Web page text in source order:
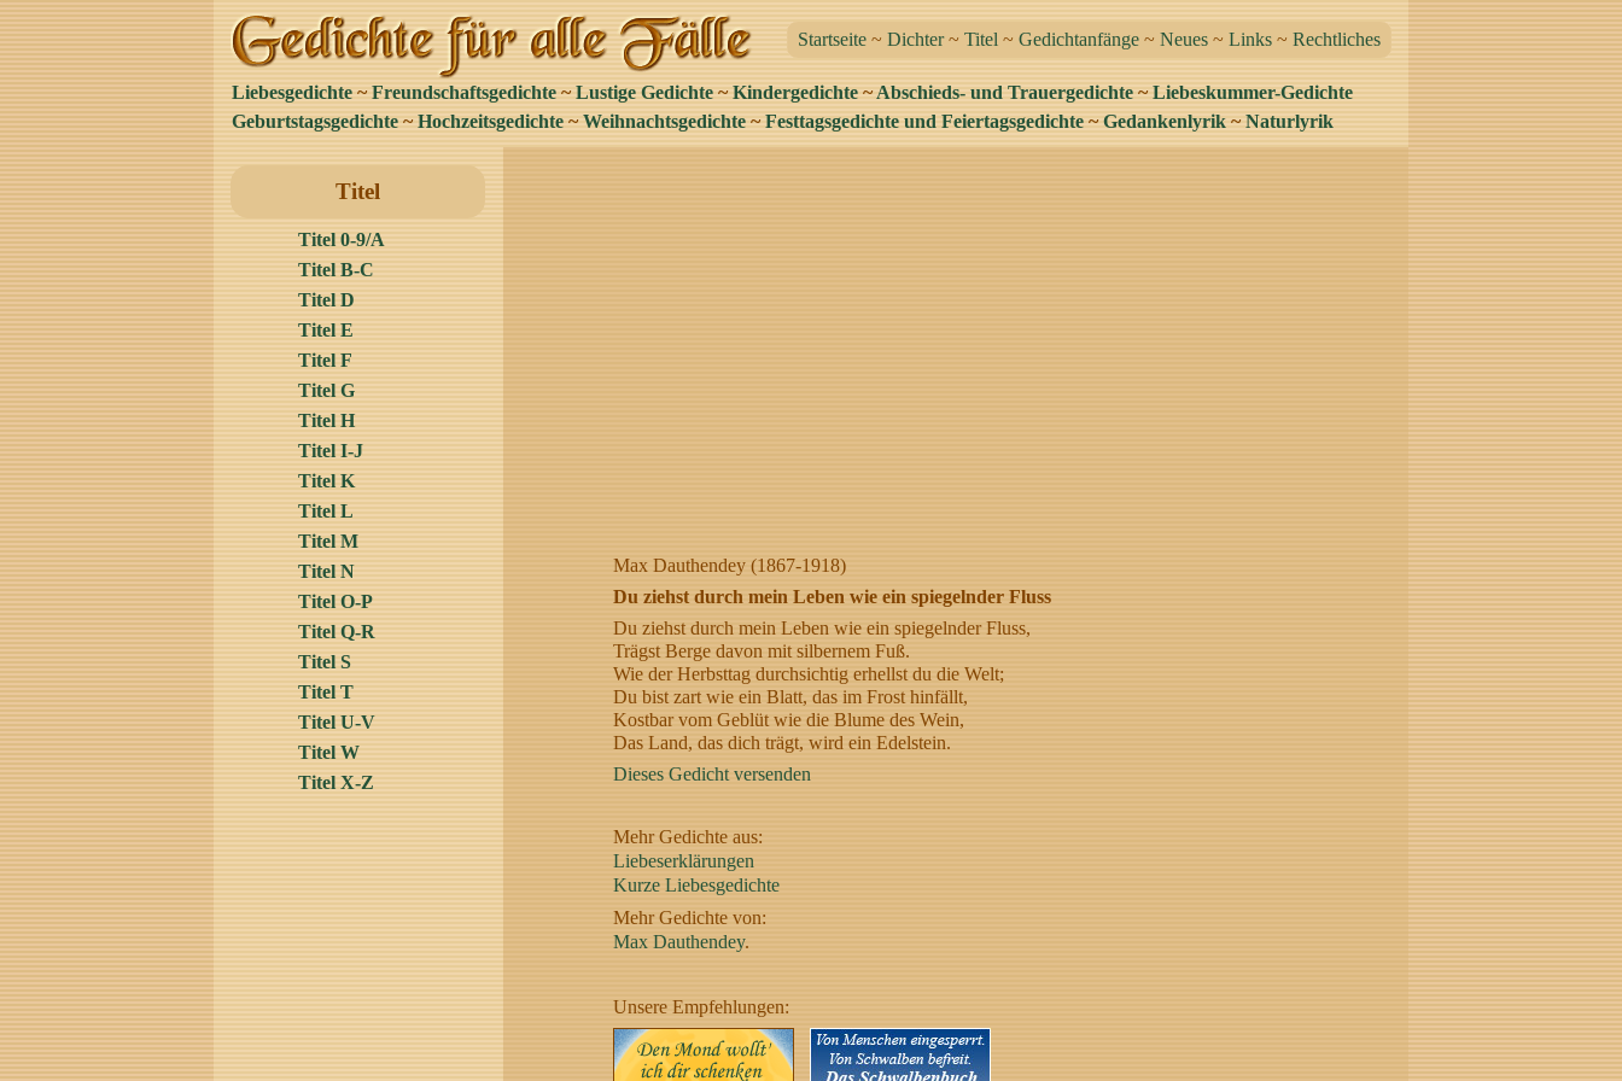
Startseite ~ Dichter~ Titel ~ Gedichtanfänge ~ Neues ~ Links ~ Rechtliches
Liebesgedichte ~ Freundschaftsgedichte ~ Lustige Gedichte ~ Kindergedichte ~ Abschieds- und Trauergedichte ~ Liebeskummer-Gedichte
Geburtstagsgedichte ~ Hochzeitsgedichte ~ Weihnachtsgedichte ~ Festtagsgedichte und Feiertagsgedichte ~ Gedankenlyrik ~ Naturlyrik
Max Dauthendey (1867-1918)
Du ziehst durch mein Leben wie ein spiegelnder Fluss
Du ziehst durch mein Leben wie ein spiegelnder Fluss,
Trägst Berge davon mit silbernem Fuß.
Wie der Herbsttag durchsichtig erhellst du die Welt;
Du bist zart wie ein Blatt, das im Frost hinfällt,
Kostbar vom Geblüt wie die Blume des Wein,
Das Land, das dich trägt, wird ein Edelstein.
Dieses Gedicht versenden
Mehr Gedichte aus:
Liebeserklärungen
Kurze Liebesgedichte
Mehr Gedichte von:
Max Dauthendey.
Unsere Empfehlungen:
Titel
Titel 0-9/A
Titel B-C
Titel D
Titel E
Titel F
Titel G
Titel H
Titel I-J
Titel K
Titel L
Titel M
Titel N
Titel O-P
Titel Q-R
Titel S
Titel T
Titel U-V
Titel W
Titel X-Z